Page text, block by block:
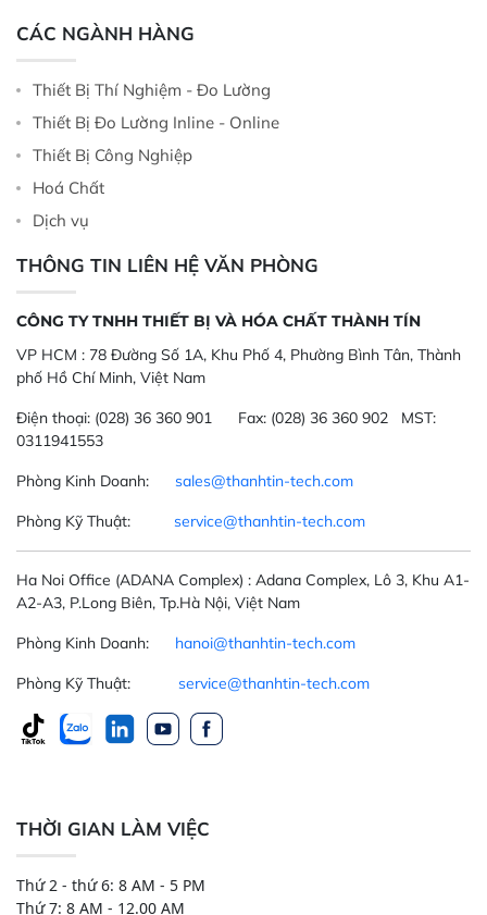
CÁC NGÀNH HÀNG
Thiết Bị Thí Nghiệm - Đo Lường
Thiết Bị Đo Lường Inline - Online
Thiết Bị Công Nghiệp
Hoá Chất
Dịch vụ
THÔNG TIN LIÊN HỆ VĂN PHÒNG
CÔNG TY TNHH THIẾT BỊ VÀ HÓA CHẤT THÀNH TÍN
VP HCM : 78 Đường Số 1A, Khu Phố 4, Phường Bình Tân, Thành
phố Hồ Chí Minh, Việt Nam
Điện thoại: (028) 36 360 901 Fax: (028) 36 360 902 MST:
0311941553
Phòng Kinh Doanh: sales@thanhtin-tech.com
Phòng Kỹ Thuật: service@thanhtin-tech.com
Ha Noi Office (ADANA Complex) : Adana Complex, Lô 3, Khu A1-
A2-A3, P.Long Biên, Tp.Hà Nội, Việt Nam
Phòng Kinh Doanh: hanoi@thanhtin-tech.com
Phòng Kỹ Thuật: service@thanhtin-tech.com
THỜI GIAN LÀM VIỆC
Thứ 2 - thứ 6: 8 AM - 5 PM
Thứ 7: 8 AM - 12.00 AM